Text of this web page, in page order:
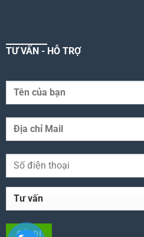
TƯ VẤN - HỖ TRỢ